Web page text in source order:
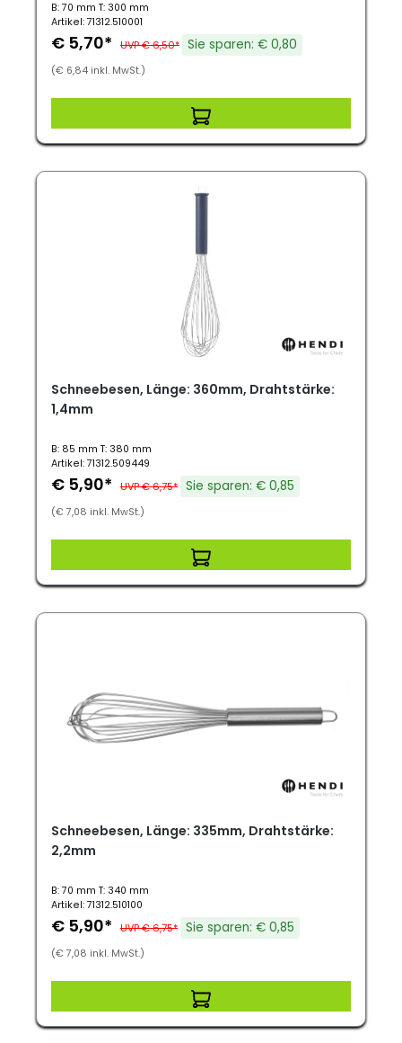
B: 70 mm T: 300 mm
Artikel: 71312.510001
€ 5,70* UVP € 6,50* Sie sparen: € 0,80
(€ 6,84 inkl. MwSt.)
Schneebesen, Länge: 360mm, Drahtstärke:
1,4mm
B: 85 mm T: 380 mm
Artikel: 71312.509449
€ 5,90* UVP € 6,75* Sie sparen: € 0,85
(€ 7,08 inkl. MwSt.)
Schneebesen, Länge: 335mm, Drahtstärke:
2,2mm
B: 70 mm T: 340 mm
Artikel: 71312.510100
€ 5,90* UVP € 6,75* Sie sparen: € 0,85
(€ 7,08 inkl. MwSt.)